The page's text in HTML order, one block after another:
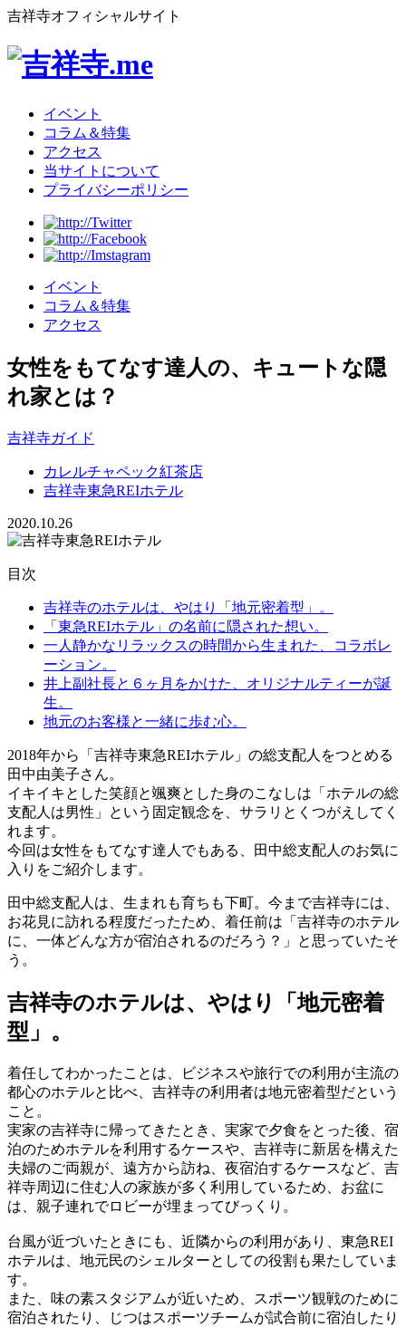
吉祥寺オフィシャルサイト
イベント
コラム＆特集
アクセス
当サイトについて
プライバシーポリシー
イベント
コラム＆特集
アクセス
女性をもてなす達人の、キュートな隠
れ家とは？
吉祥寺ガイド
カレルチャペック紅茶店
吉祥寺東急REIホテル
2020.10.26
目次
吉祥寺のホテルは、やはり「地元密着型」。
「東急REIホテル」の名前に隠された想い。
一人静かなリラックスの時間から生まれた、コラボレ
ーション。
井上副社長と６ヶ月をかけた、オリジナルティーが誕
生。
地元のお客様と一緒に歩む心。
2018年から「吉祥寺東急REIホテル」の総支配人をつとめる
田中由美子さん。
イキイキとした笑顔と颯爽とした身のこなしは「ホテルの総
支配人は男性」という固定観念を、サラリとくつがえしてく
れます。
今回は女性をもてなす達人でもある、田中総支配人のお気に
入りをご紹介します。
田中総支配人は、生まれも育ちも下町。今まで吉祥寺には、
お花見に訪れる程度だったため、着任前は「吉祥寺のホテル
に、一体どんな方が宿泊されるのだろう？」と思っていたそ
う。
吉祥寺のホテルは、やはり「地元密着
型」。
着任してわかったことは、ビジネスや旅行での利用が主流の
都心のホテルと比べ、吉祥寺の利用者は地元密着型だという
こと。
実家の吉祥寺に帰ってきたとき、実家で夕食をとった後、宿
泊のためホテルを利用するケースや、吉祥寺に新居を構えた
夫婦のご両親が、遠方から訪ね、夜宿泊するケースなど、吉
祥寺周辺に住む人の家族が多く利用しているため、お盆に
は、親子連れでロビーが埋まってびっくり。
台風が近づいたときにも、近隣からの利用があり、東急REI
ホテルは、地元民のシェルターとしての役割も果たしていま
す。
また、味の素スタジアムが近いため、スポーツ観戦のために
宿泊されたり、じつはスポーツチームが試合前に宿泊したり